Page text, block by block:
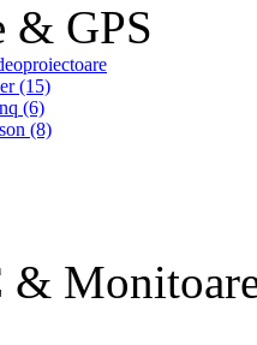
& GPS
(15)
(6)
(8)
&